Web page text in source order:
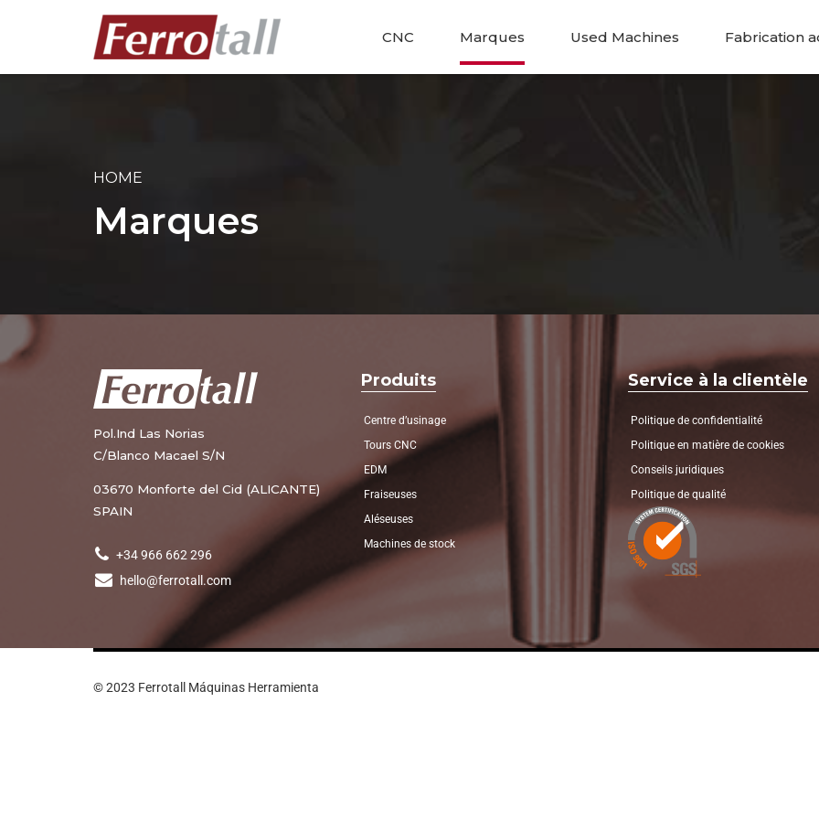
CNC Marques Used Machines Fabrication
HOME
Marques
Pol.Ind Las Norias
C/Blanco Macael S/N
03670 Monforte del Cid (ALICANTE)
SPAIN
+34 966 662 296
hello@ferrotall.com
Produits
Centre d’usinage
Tours CNC
EDM
Fraiseuses
Aléseuses
Machines de stock
Service à la clientèle
Politique de confidentialité
Politique en matière de cookies
Conseils juridiques
Politique de qualité
© 2023 Ferrotall Máquinas Herramienta